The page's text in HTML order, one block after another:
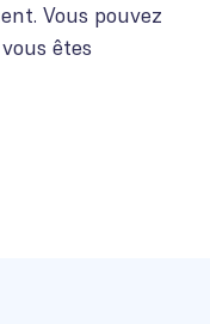
Vous pouvez
êtes